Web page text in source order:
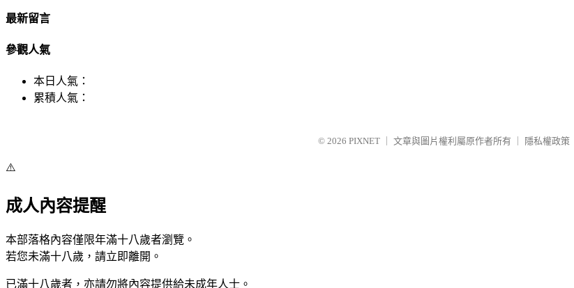
最新留言
參觀人氣
本日人氣：
累積人氣：
© 2026 PIXNET 文章與圖片權利屬原作者所有 隱私權政策
⚠️
成人內容提醒
本部落格內容僅限年滿十八歲者瀏覽。
若您未滿十八歲，請立即離開。
已滿十八歲者，亦請勿將內容提供給未成年人士。